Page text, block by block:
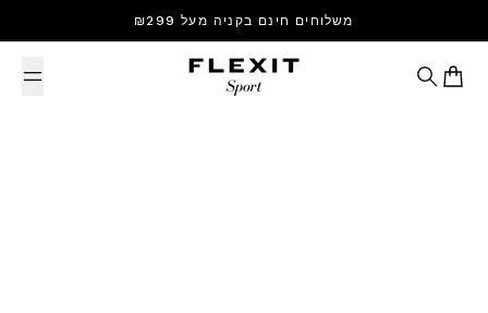
Skip to content משלוחים חינם בקניה מעל ₪299
Search
Cart